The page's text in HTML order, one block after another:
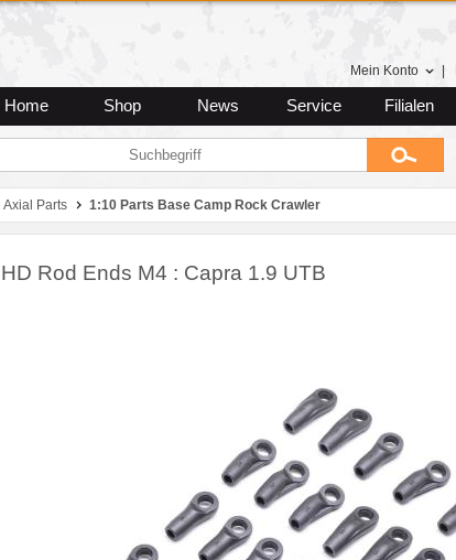
Mein Konto
Home Shop News Service Filialen
Axial Parts 1:10 Parts Base Camp Rock Crawler
HD Rod Ends M4 : Capra 1.9 UTB